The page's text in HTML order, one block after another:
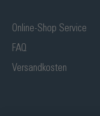
Online-Shop Service
FAQ
Versandkosten